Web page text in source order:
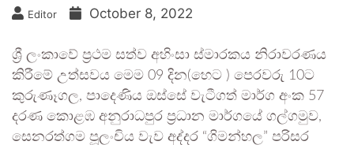
Editor October 8, 2022
ශ්‍රී ලංකාවේ ප්‍රථම සත්ව අහිංසා ස්මාරකය නිරාවරණය
කිරීමේ උත්සවය මෙම 09 දින(හෙට ) පෙරවරු 10ට
කුරුණෑගල, පාදෙණිය ඔස්සේ වැටීගත් මාර්ග අංක 57
දරණ කොළඹ අනුරාධපුර ප්‍රධාන මාර්ගයේ ගල්ගමුව,
සෙනරත්ගම පූලංචිය වැව අද්දර “ගිමන්හල” පරිසර